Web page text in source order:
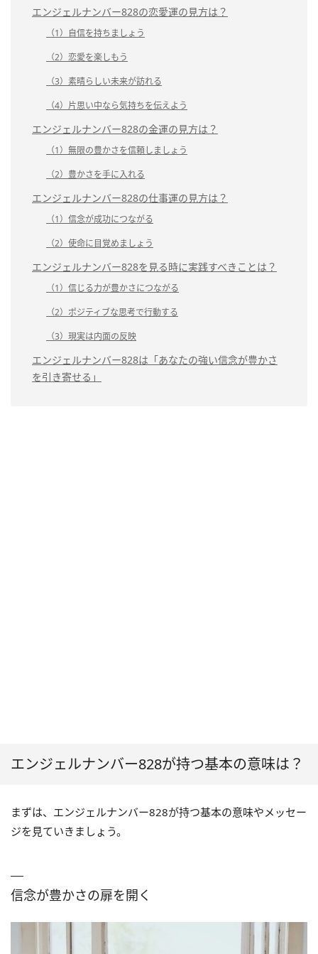
エンジェルナンバー828の恋愛運の見方は？
（1）自信を持ちましょう
（2）恋愛を楽しもう
（3）素晴らしい未来が訪れる
（4）片思い中なら気持ちを伝えよう
エンジェルナンバー828の金運の見方は？
（1）無限の豊かさを信頼しましょう
（2）豊かさを手に入れる
エンジェルナンバー828の仕事運の見方は？
（1）信念が成功につながる
（2）使命に目覚めましょう
エンジェルナンバー828を見る時に実践すべきことは？
（1）信じる力が豊かさにつながる
（2）ポジティブな思考で行動する
（3）現実は内面の反映
エンジェルナンバー828は「あなたの強い信念が豊かさ
を引き寄せる」
エンジェルナンバー828が持つ基本の意味は？
まずは、エンジェルナンバー828が持つ基本の意味やメッセー
ジを見ていきましょう。
信念が豊かさの扉を開く